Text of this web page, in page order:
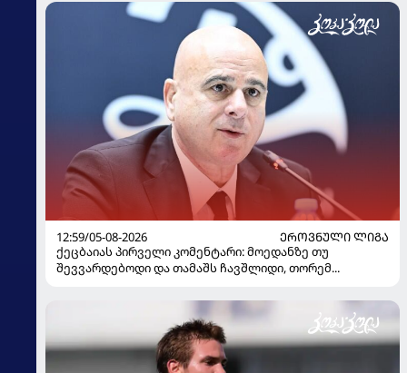
12:59/05-08-2026
ᲔᲠᲝᲕᲜᲣᲚᲘ ᲚᲘᲒᲐ
ქეცბაიას პირველი კომენტარი: მოედანზე თუ
შევვარდებოდი და თამაშს ჩავშლიდი, თორემ...